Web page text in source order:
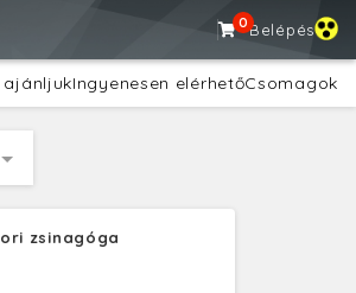
0Belépés
ajánljukIngyenesen elérhetőCsomagok
zsinagóga